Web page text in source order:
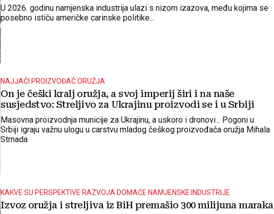
U 2026. godinu namjenska industrija ulazi s nizom izazova, među kojima se
posebno ističu američke carinske politike...
NAJJAČI PROIZVOĐAČ ORUŽJA
On je češki kralj oružja, a svoj imperij širi i na naše
susjedstvo: Streljivo za Ukrajinu proizvodi se i u Srbiji
Masovna proizvodnja municije za Ukrajinu, a uskoro i dronovi... Pogoni u
Srbiji igraju važnu ulogu u carstvu mladog češkog proizvođača oružja Mihala
Strnada
KAKVE SU PERSPEKTIVE RAZVOJA DOMAĆE NAMJENSKE INDUSTRIJE
Izvoz oružja i streljiva iz BiH premašio 300 milijuna maraka